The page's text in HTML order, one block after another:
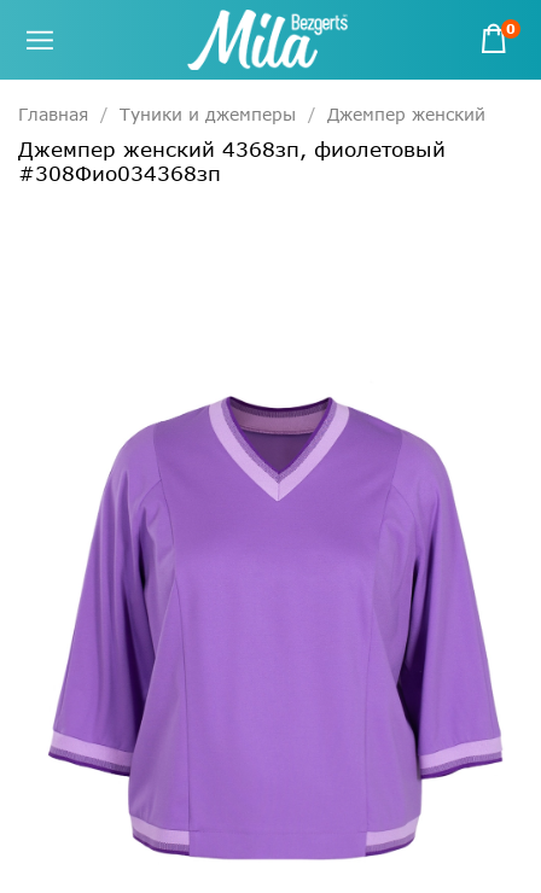
0
Главная Туники и джемперы Джемпер женский
Джемпер женский 4368зп, фиолетовый
#308Фио034368зп